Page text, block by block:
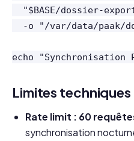
"$BASE/dossier-
-o "/var/data/paak/
echo "Synchronisation
Limites
Rate limit : 60
synchronisation